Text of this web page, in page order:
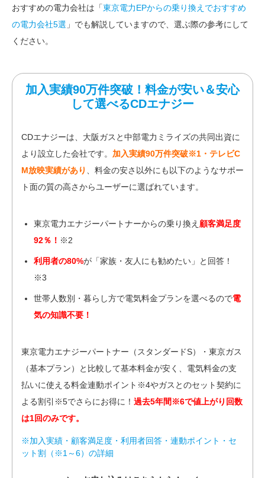
おすすめの電力会社は「東京電力EPからの乗り換えでおすすめ
の電力会社5選 」でも解説していますので、選ぶ際の参考にして
ください。
加入実績90万件突破！料金が安い＆安心
して選べるCDエナジー
CDエナジーは、大阪ガスと中部電力ミライズの共同出資に
より設立した会社です。 加入実績90万件突破※1・テレビC
M放映実績があり
、料金の安さ以外にも以下のようなサポー
ト面の質の高さからユーザーに選ばれています。
東京電力エナジーパートナーからの乗り換え 顧客満足度
92％！ ※2
利用者の80%が「家族・友人にも勧めたい」と回答！
※3
世帯人数別・暮らし方で電気料金プランを選べるので電
気の知識不要！
東京電力エナジーパートナー（スタンダードS）・東京ガス
（基本プラン）と比較して基本料金が安く、電気料金の支
払いに使える料金連動ポイント※4やガスとのセット契約に
よる割引※5でさらにお得に！ 過去5年間※6で値上がり回数
は1回のみです。
※加入実績・顧客満足度・利用者回答・連動ポイント・セ
ット割（※1～6）の詳細